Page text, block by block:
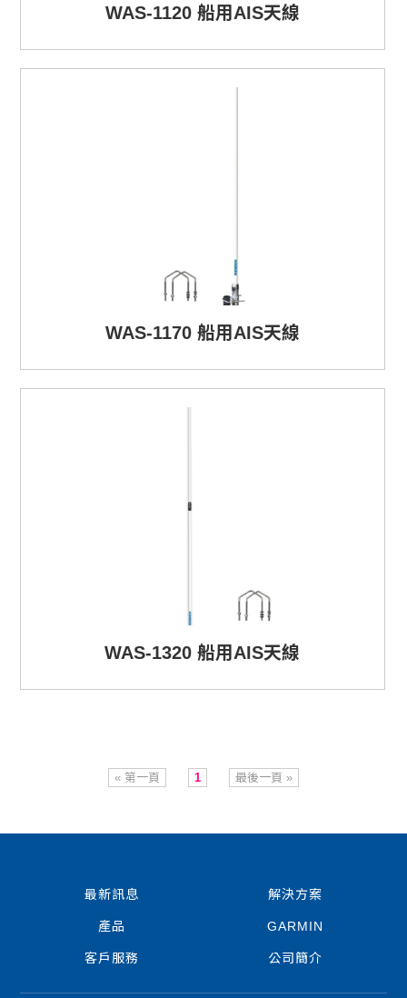
WAS-1120 船用AIS天線
WAS-1170 船用AIS天線
WAS-1320 船用AIS天線
« 第一頁 1 最後一頁 »
最新訊息 解決方案
產品 GARMIN
客戶服務 公司簡介